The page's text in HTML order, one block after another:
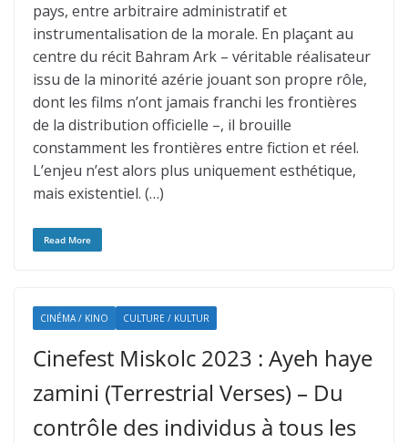
pays, entre arbitraire administratif et
instrumentalisation de la morale. En plaçant au
centre du récit Bahram Ark – véritable réalisateur
issu de la minorité azérie jouant son propre rôle,
dont les films n’ont jamais franchi les frontières
de la distribution officielle –, il brouille
constamment les frontières entre fiction et réel.
L’enjeu n’est alors plus uniquement esthétique,
mais existentiel. (…)
Read More
CINÉMA / KINO CULTURE / KULTUR
Cinefest Miskolc 2023 : Ayeh haye
zamini (Terrestrial Verses) – Du
contrôle des individus à tous les